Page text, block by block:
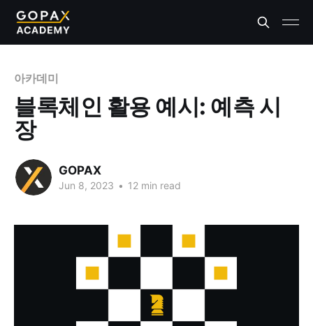
아카데미
블록체인 활용 예시: 예측 시
장
GOPAX
Jun 8, 2023 • 12 min read